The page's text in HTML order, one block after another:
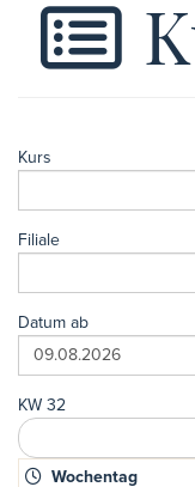
Kurs
Filiale
Datum ab
KW 32
Wochentag